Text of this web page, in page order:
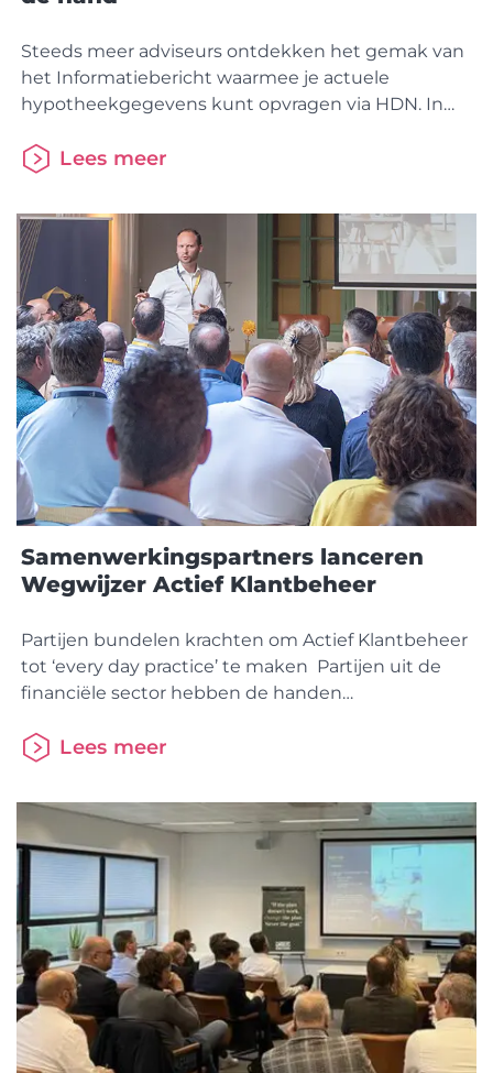
Steeds meer adviseurs ontdekken het gemak van
het Informatiebericht waarmee je actuele
hypotheekgegevens kunt opvragen via HDN. In
Adviseur Patrick Brands is enthousiast gebruiker
SEH Magazine Erkend. Je kunt op dit moment
gegevens opvragen bij Florius, Aegon en ABN
Lees meer
Samenwerkingspartners lanceren
Wegwijzer Actief Klantbeheer
Partijen bundelen krachten om Actief Klantbeheer
tot ‘every day practice’ te maken Partijen uit de
financiële sector hebben de handen
hoger niveau te tillen. Het gezamenlijke initiatief
hypotheekgegevens voor klanten en introduceert
op basis van diverse gesprekken en
bijeenkomsten de
Lees meer